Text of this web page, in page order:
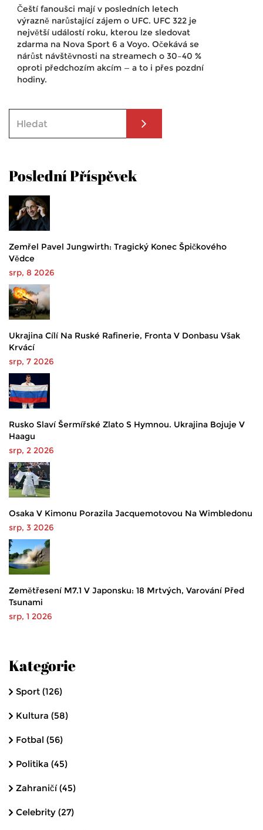
Čeští fanoušci mají v posledních letech
výrazně narůstající zájem o UFC. UFC 322 je
největší událostí roku, kterou lze sledovat
zdarma na Nova Sport 6 a Voyo. Očekává se
nárůst návštěvnosti na streamech o 30–40 %
oproti předchozím akcím — a to i přes pozdní
hodiny.
Poslední Příspěvek
Zemřel Pavel Jungwirth: Tragický Konec Špičkového
Vědce
srp, 8 2026
Ukrajina Cílí Na Ruské Rafinerie, Fronta V Donbasu Však
Krvácí
srp, 7 2026
Rusko Slaví Šermířské Zlato S Hymnou. Ukrajina Bojuje V
Haagu
srp, 2 2026
Osaka V Kimonu Porazila Jacquemotovou Na Wimbledonu
srp, 3 2026
Zemětřesení M7.1 V Japonsku: 18 Mrtvých, Varování Před
Tsunami
srp, 1 2026
Kategorie
Sport (126)
Kultura (58)
Fotbal (56)
Politika (45)
Zahraničí(45)
Celebrity (27)